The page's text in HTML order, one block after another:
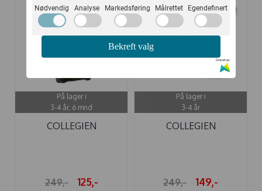
På lager i
3-4 år, 6 mnd
COLLEGIEN
249,- 125,-
På lager i
3-4 år
COLLEGIEN
249,- 149,-
Nødvendig Analyse Markedsføring Målrettet Egendefinert
Bekreft valg
Drevet av